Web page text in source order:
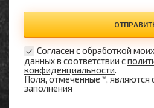
Согласен с обработкой
данных в соответствии с
конфиденциальности.
Поля, отмеченные *, являются
заполнения